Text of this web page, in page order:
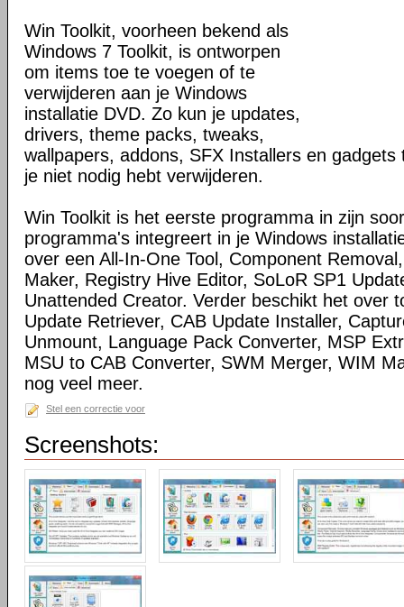
Win Toolkit, voorheen bekend als
Windows 7 Toolkit, is ontworpen
om items toe te voegen of te
verwijderen aan je Windows
installatie DVD. Zo kun je updates,
drivers, theme packs, tweaks,
wallpapers, addons, SFX Installers en
je niet nodig hebt verwijderen.
Win Toolkit is het eerste programma in zijn
programma's integreert in je Windows
over een All-In-One Tool, Component
Maker, Registry Hive Editor, SoLoR SP1
Unattended Creator. Verder beschikt het over
Update Retriever, CAB Update Installer,
Unmount, Language Pack Converter, MSP
MSU to CAB Converter, SWM Merger, WIM
nog veel meer.
Stel een correctie voor
Screenshots: